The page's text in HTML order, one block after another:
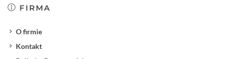
FIRMA
O firmie
Kontakt